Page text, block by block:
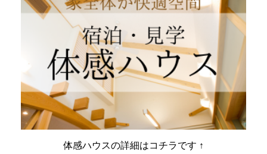
体感ハウスの詳細はコチラです ↑